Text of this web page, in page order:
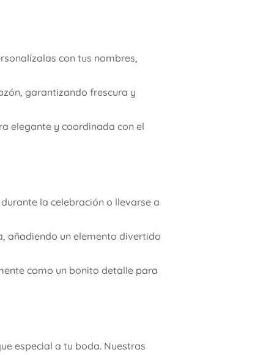
con tus nombres,
garantizando frescura y
elegante y coordinada con el
la celebración o llevarse a
añadiendo un elemento divertido
como un bonito detalle para
especial a tu boda. Nuestras